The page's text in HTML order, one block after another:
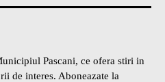
Pascani, ce ofera stiri in
de interes. Aboneazate la